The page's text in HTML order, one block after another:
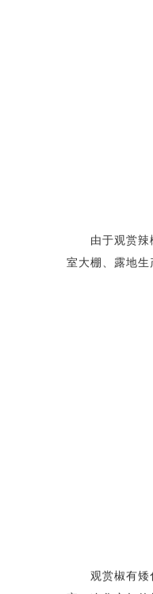
由于观赏辣椒
室大棚、露地生
观赏椒有矮化